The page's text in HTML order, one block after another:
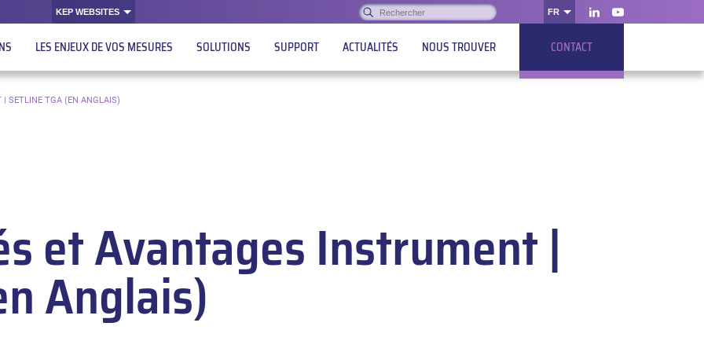
KEP WEBSITES Rechercher :
OK FR
LinkedInYoutube
LES ENJEUX DE VOS MESURES SOLUTIONS SUPPORT ACTUALITÉS NOUS TROUVER CONTACT
SETLINE TGA (EN ANGLAIS)
et Avantages Instrument |
Anglais)